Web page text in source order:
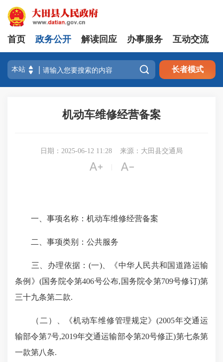
首页 政务公开 解读回应 办事服务 互动交流
 长者模式
机动车维修经营备案
日期：2025-06-12 11:28 来源：大田县交通局
 
一、事项名称： 机动车维修经营备案
二、事项类别： 公共服务
三、办理依据： (一)、《中华人民共和国道路运输
条例》(国务院令第406号公布,国务院令第709号修订)第
三十九条第二款.
（二）、《机动车维修管理规定》(2005年交通运
输部令第7号,2019年交通运输部令第20号修正)第七条第
一款第八条.